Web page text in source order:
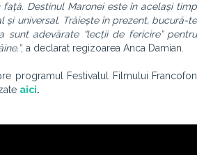
Destinul Maronei este în același timp
și universal. Trăiește în prezent, bucură-te
sunt adevărate “lecții de fericire” pentru
, a declarat regizoarea Anca Damian.
programul Festivalul Filmului Francofon
aici.